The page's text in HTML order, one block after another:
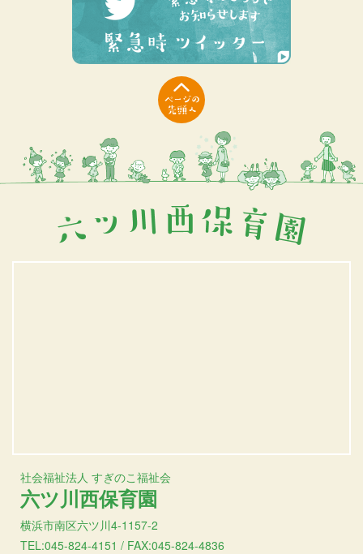
社会福祉法人 すぎのこ福祉会
六ツ川西保育園
横浜市南区六ツ川4-1157-2
TEL:045-824-4151 / FAX:045-824-4836